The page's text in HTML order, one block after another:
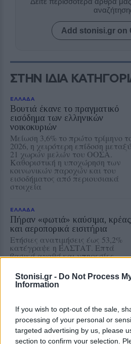
Stonisi.gr - Do Not Process
Information
If you wish to opt-out of the sale,
processing of your personal or
targeted advertising by us, please
section to confirm your selection.
Add stonisi.gr on
ΣΤΗΝ ΙΔΙΑ
ΕΛΛΑΔΑ
Βουτιά έκανε το πραγματικό
εισόδημα των ελληνικών
νοικοκυριών
Μείωση 3,6% το πρώτο τρίμηνο
2026, η χειρότερη επίδοση μεταξύ
21 χωρών μελών του ΟΟΣΑ.
Καθοριστική η υποχώρηση των
κοινωνικών παροχών και του
εισοδήματος από περιουσιακά
στοιχεία
ΕΛΛΑΔΑ
Πήραν «φωτιά» καύσιμα, κρέας
και αεροπορικά εισιτήρια
Ετήσιες ανατιμήσεις έως 53,2%
κατέγραψε η ΕΛΣΤΑΤ. Επτά
βασικά αγαθά και υπηρεσίες
ποσοστό
Τρίτη αρχειοθέτηση χωρίς
έρευνα στο σκάνδαλο των
υποκλοπών
«Ταφόπλακα» στην υπόθεση των